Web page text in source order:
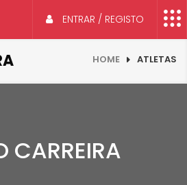
ENTRAR / REGISTO
HOME ATLETAS
CARREIRA